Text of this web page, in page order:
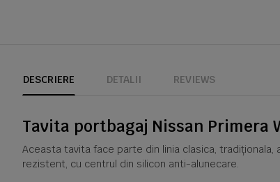
DESCRIERE DETALII REVIEWS
Tavita portbagaj Nissan Primera
Aceasta tavita face parte din linia clasica,
rezistent, cu centrul din silicon anti-alunecare.